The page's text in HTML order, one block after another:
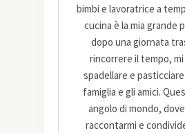
bimbi e lavoratrice a
cucina è la mia grande
dopo una giornata
rincorrere il tempo, mi
spadellare e
famiglia e gli amici.
angolo di mondo,
raccontarmi e